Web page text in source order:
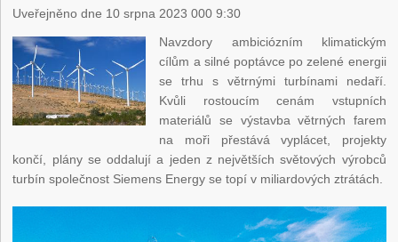
Uveřejněno dne 10 srpna 2023 000 9:30
Navzdory ambiciózním klimatickým
cílům a silné poptávce po zelené energii
se trhu s větrnými turbínami nedaří.
Kvůli rostoucím cenám vstupních
materiálů se výstavba větrných farem
na moři přestává vyplácet, projekty
končí, plány se oddalují a jeden z největších světových výrobců
turbín společnost Siemens Energy se topí v miliardových ztrátách.